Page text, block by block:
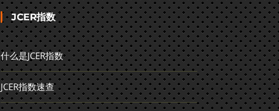
JCER指数
什么是JCER指数
JCER指数速查